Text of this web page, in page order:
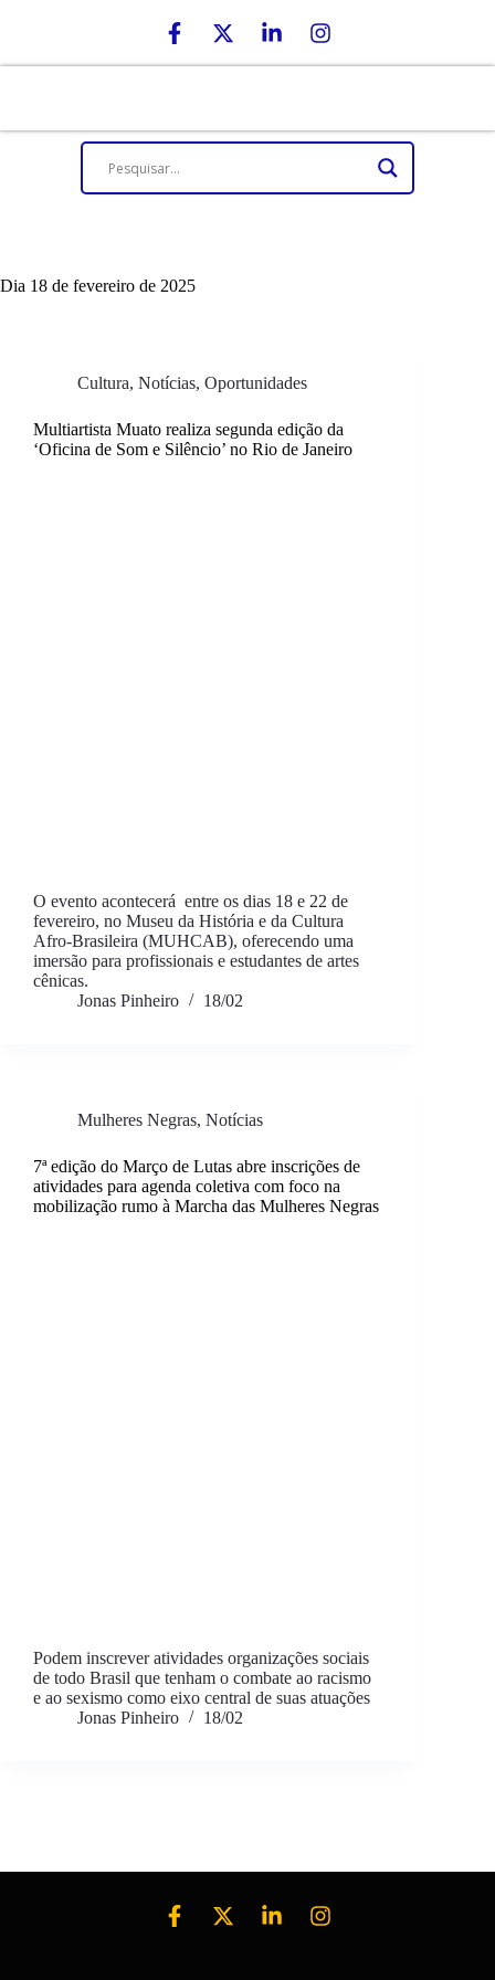
Dia 18 de fevereiro de 2025
Cultura, Notícias, Oportunidades
Multiartista Muato realiza segunda edição da
‘Oficina de Som e Silêncio’ no Rio de Janeiro
O evento acontecerá entre os dias 18 e 22 de
fevereiro, no Museu da História e da Cultura
Afro-Brasileira (MUHCAB), oferecendo uma
imersão para profissionais e estudantes de artes
cênicas.
Jonas Pinheiro
18/02
Mulheres Negras, Notícias
7ª edição do Março de Lutas abre inscrições de
atividades para agenda coletiva com foco na
mobilização rumo à Marcha das Mulheres Negras
Podem inscrever atividades organizações sociais
de todo Brasil que tenham o combate ao racismo
e ao sexismo como eixo central de suas atuações
Jonas Pinheiro
18/02